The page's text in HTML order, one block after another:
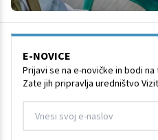
E-NOVICE
Prijavi se na e-novičke in bodi
Zate jih pripravlja uredništvo